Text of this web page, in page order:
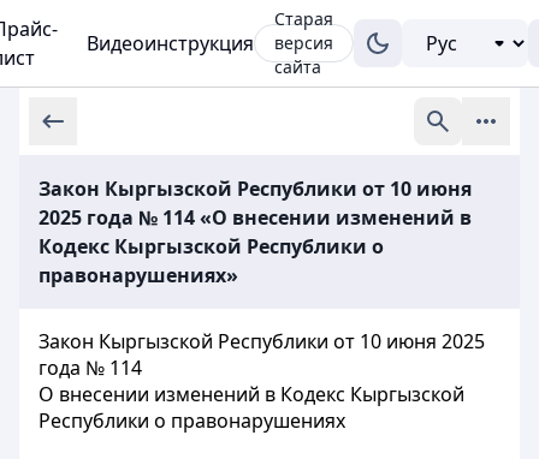
Видеоинструкция
Старая
версия
сайта
Закон Кыргызской Республики от 10 июня
2025 года № 114 «О внесении изменений в
Кодекс Кыргызской Республики о
правонарушениях»
Закон Кыргызской Республики от 10 июня 2025
года № 114
О внесении изменений в Кодекс Кыргызской
Республики о правонарушениях